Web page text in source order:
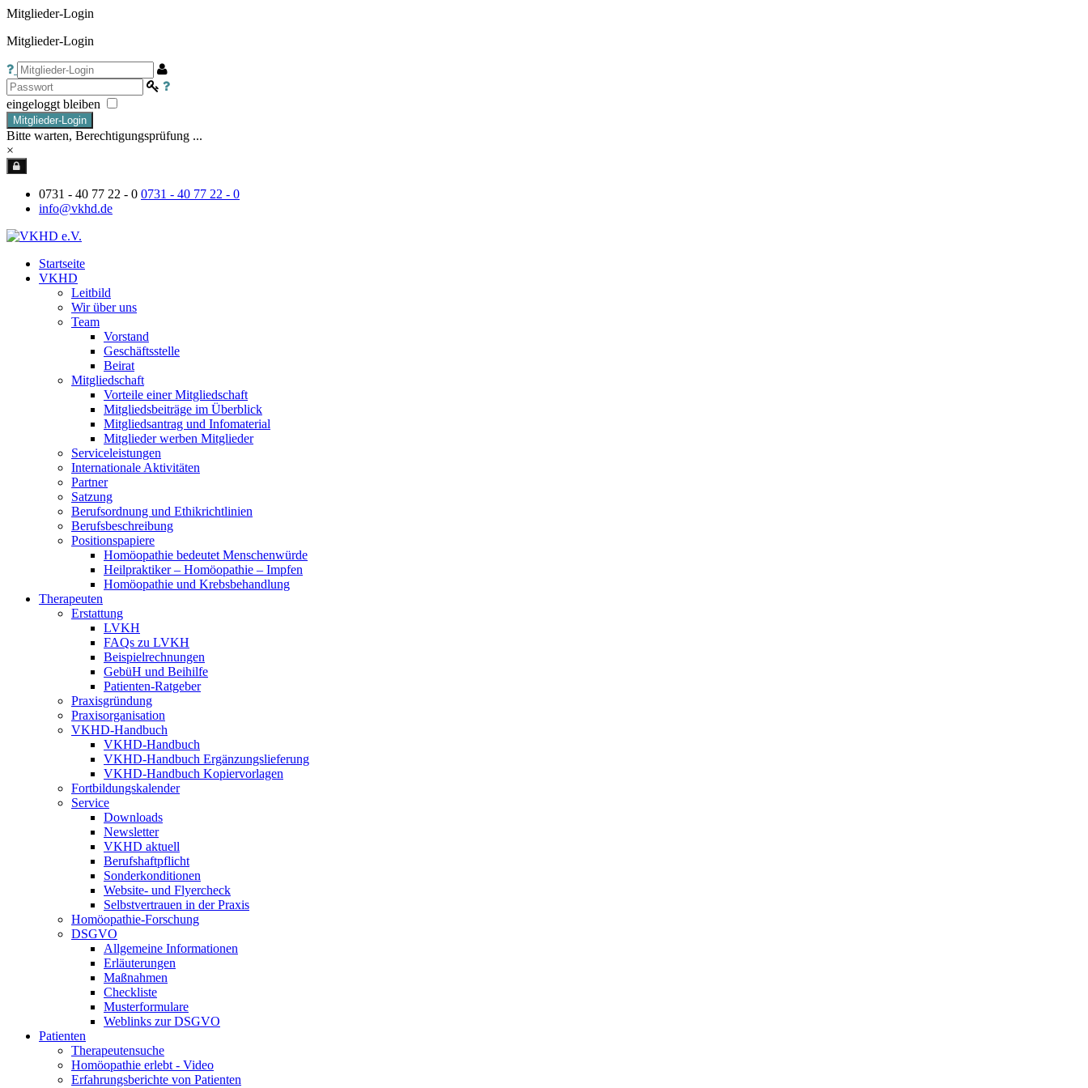
Mitglieder-Login
Mitglieder-Login
eingeloggt bleiben
Mitglieder-Login
Bitte warten, Berechtigungsprüfung ...
×
0731 - 40 77 22 - 0 0731 - 40 77 22 - 0
info@vkhd.de
Startseite
VKHD
Leitbild
Wir über uns
Team
Vorstand
Geschäftsstelle
Beirat
Mitgliedschaft
Vorteile einer Mitgliedschaft
Mitgliedsbeiträge im Überblick
Mitgliedsantrag und Infomaterial
Mitglieder werben Mitglieder
Serviceleistungen
Internationale Aktivitäten
Partner
Satzung
Berufsordnung und Ethikrichtlinien
Berufsbeschreibung
Positionspapiere
Homöopathie bedeutet Menschenwürde
Heilpraktiker – Homöopathie – Impfen
Homöopathie und Krebsbehandlung
Therapeuten
Erstattung
LVKH
FAQs zu LVKH
Beispielrechnungen
GebüH und Beihilfe
Patienten-Ratgeber
Praxisgründung
Praxisorganisation
VKHD-Handbuch
VKHD-Handbuch
VKHD-Handbuch Ergänzungslieferung
VKHD-Handbuch Kopiervorlagen
Fortbildungskalender
Service
Downloads
Newsletter
VKHD aktuell
Berufshaftpflicht
Sonderkonditionen
Website- und Flyercheck
Selbstvertrauen in der Praxis
Homöopathie-Forschung
DSGVO
Allgemeine Informationen
Erläuterungen
Maßnahmen
Checkliste
Musterformulare
Weblinks zur DSGVO
Patienten
Therapeutensuche
Homöopathie erlebt - Video
Erfahrungsberichte von Patienten